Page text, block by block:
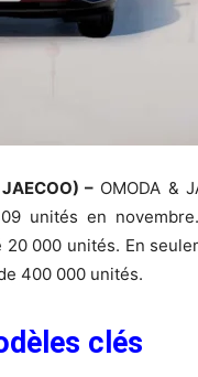
– OMODA &
unités en
000 unités. En
400 000 unités.
clés